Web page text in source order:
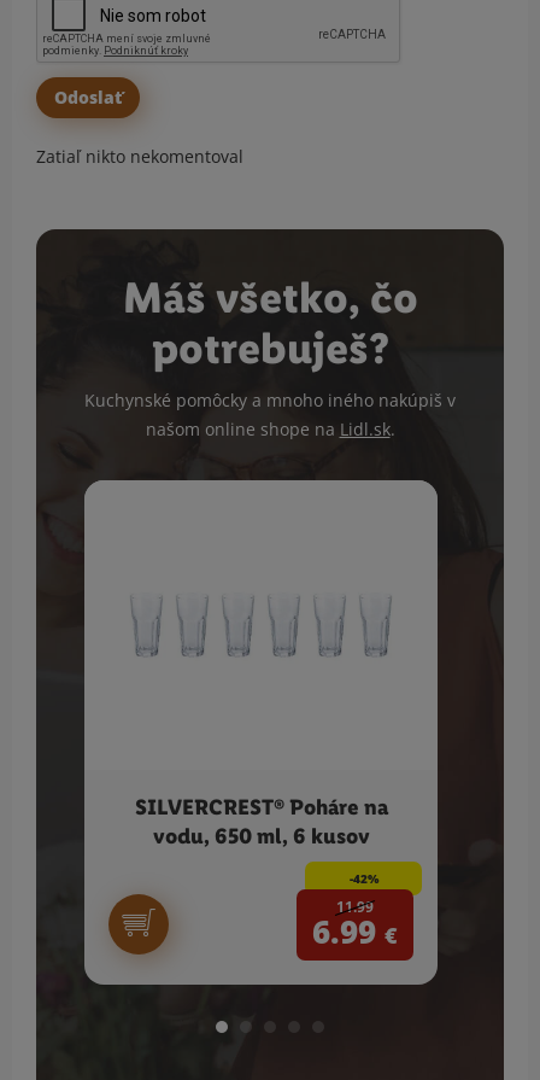
Zatiaľ nikto nekomentoval
Máš všetko, čo
potrebuješ?
Kuchynské pomôcky a mnoho iného nakúpiš v
našom online shope na Lidl.sk.
SILVERCREST® Poháre na
vodu, 650 ml, 6 kusov
-42%
11.99
6.99 €